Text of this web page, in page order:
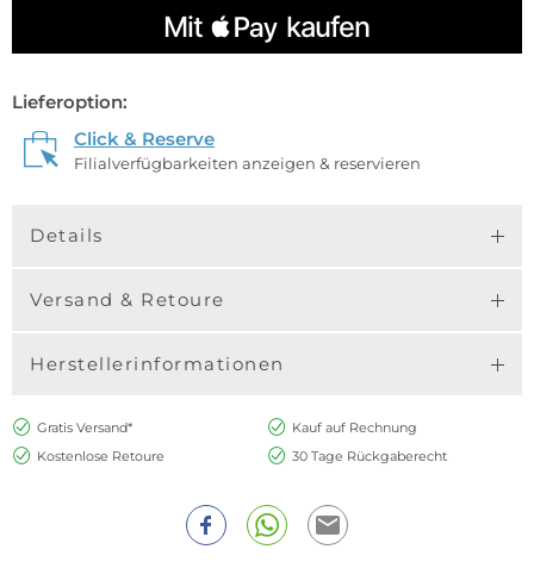
Lieferoption:
Click & Reserve
Filialverfügbarkeiten anzeigen & reservieren
Details
Versand & Retoure
Herstellerinformationen
Gratis Versand*
Kauf auf Rechnung
Kostenlose Retoure
30 Tage Rückgaberecht